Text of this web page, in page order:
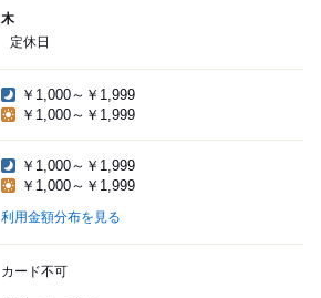
木
定休日
￥1,000～￥1,999
￥1,000～￥1,999
￥1,000～￥1,999
￥1,000～￥1,999
利用金額分布を見る
カード不可